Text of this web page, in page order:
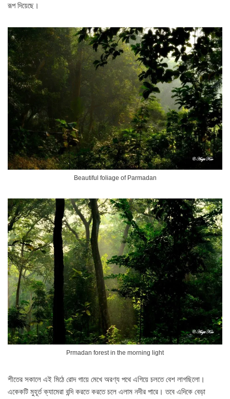
রূপ দিয়েছে।
Beautiful foliage of Parmadan
Prmadan forest in the morning light
শীতের সকালে এই মিঠে রোদ গায়ে মেখে অরণ্য পথে এগিয়ে চলতে বেশ লাগছিলো।
একেকটি মুহূর্ত ক্যামেরা বন্দি করতে করতে চলে এলাম নদীর পারে। তবে এদিকে বেড়া